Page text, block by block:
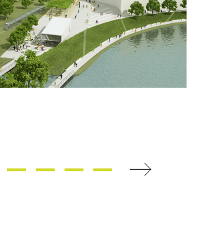
weiter